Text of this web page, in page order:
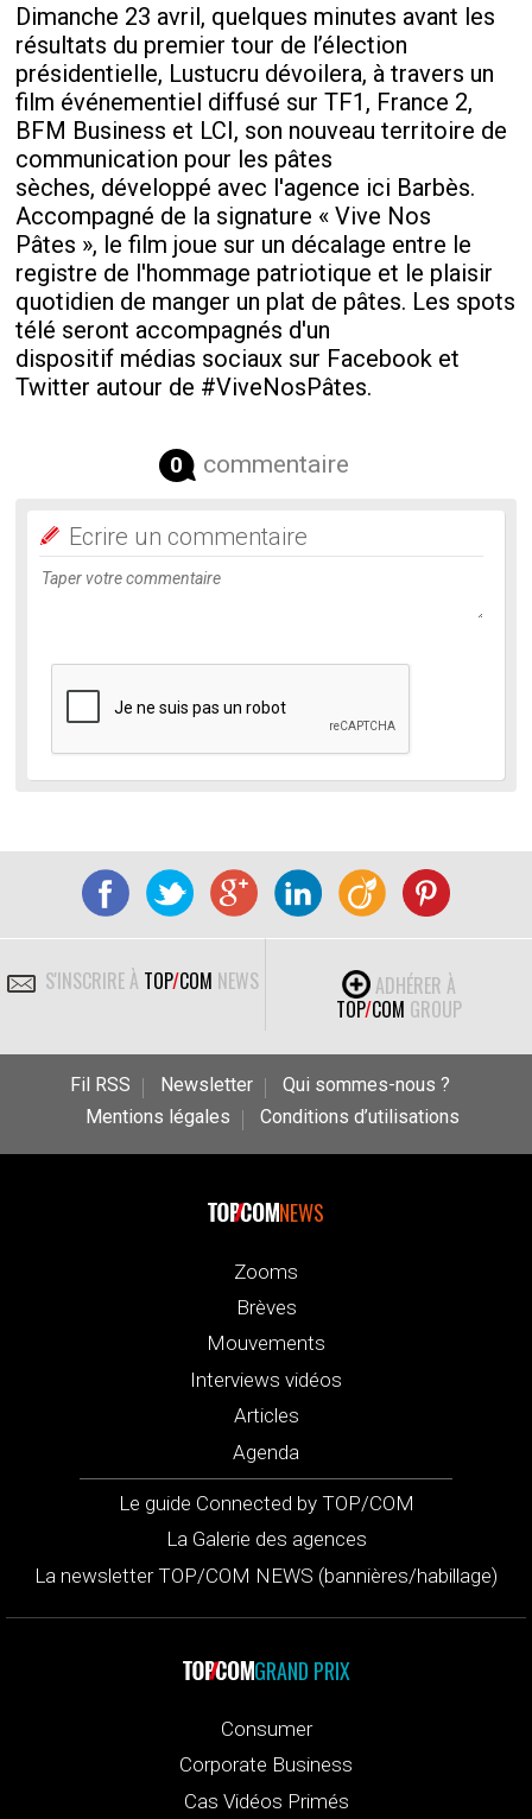
Dimanche 23 avril, quelques minutes avant les
résultats du premier tour de l’élection
présidentielle, Lustucru dévoilera, à travers un
film événementiel diffusé sur TF1, France 2,
BFM Business et LCI, son nouveau territoire de
communication pour les pâtes
sèches, développé avec l'agence ici Barbès.
Accompagné de la signature « Vive Nos
Pâtes », le film joue sur un décalage entre le
registre de l'hommage patriotique et le plaisir
quotidien de manger un plat de pâtes. Les spots
télé seront accompagnés d'un
dispositif médias sociaux sur Facebook et
Twitter autour de #ViveNosPâtes.
0 commentaire
Ecrire un commentaire
S'INSCRIRE À TOP/COM NEWS
ADHÉRER À
TOP/COM GROUP
Fil RSS Newsletter
Qui sommes-nous ?
Mentions légales
Conditions d’utilisations
NEWS
Zooms
Brèves
Mouvements
Interviews vidéos
Articles
Agenda
Le guide Connected by TOP/COM
La Galerie des agences
La newsletter TOP/COM NEWS (bannières/habillage)
GRAND PRIX
Consumer
Corporate Business
Cas Vidéos Primés